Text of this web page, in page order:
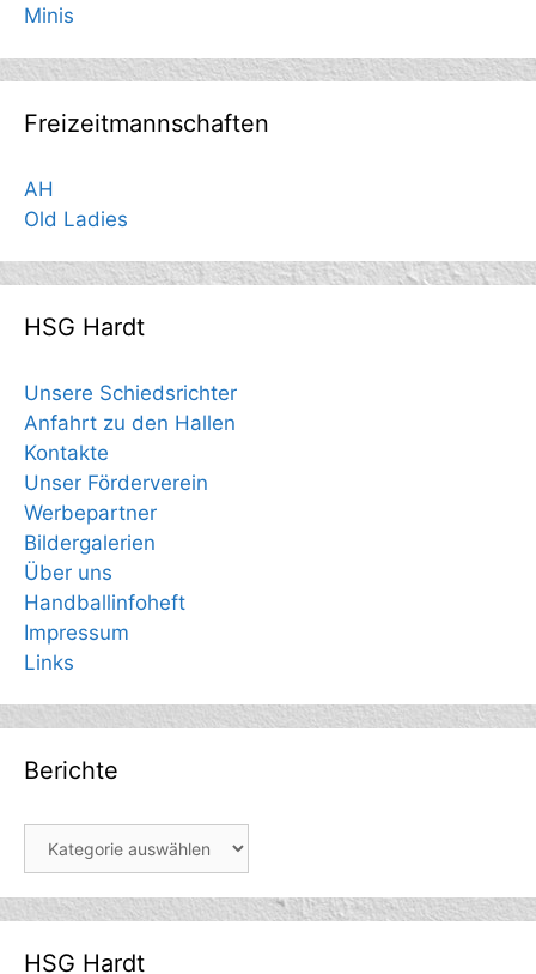
Minis
Freizeitmannschaften
AH
Old Ladies
HSG Hardt
Unsere Schiedsrichter
Anfahrt zu den Hallen
Kontakte
Unser Förderverein
Werbepartner
Bildergalerien
Über uns
Handballinfoheft
Impressum
Links
Berichte
HSG Hardt